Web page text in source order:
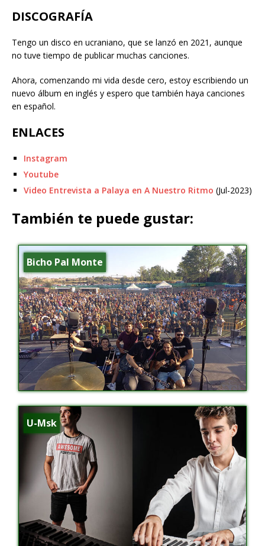
DISCOGRAFÍA
Tengo un disco en ucraniano, que se lanzó en 2021, aunque
no tuve tiempo de publicar muchas canciones.
Ahora, comenzando mi vida desde cero, estoy escribiendo un
nuevo álbum en inglés y espero que también haya canciones
en español.
ENLACES
Instagram
Youtube
Video Entrevista a Palaya en A Nuestro Ritmo (Jul-2023)
También te puede gustar:
Bicho Pal Monte
U-Msk